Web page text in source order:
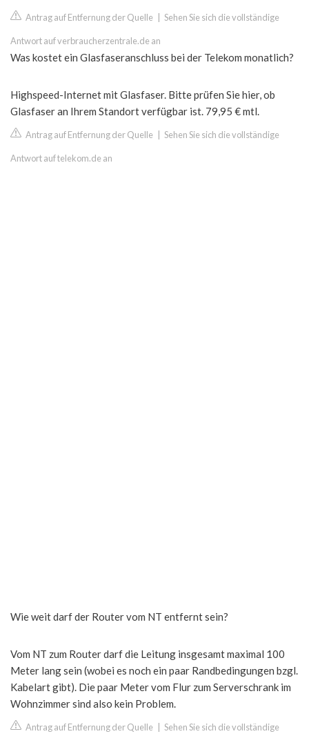
Antrag auf Entfernung der Quelle Sehen Sie sich die vollständige
Antwort auf verbraucherzentrale.de an
Was kostet ein Glasfaseranschluss bei der Telekom monatlich?
Highspeed-Internet mit Glasfaser. Bitte prüfen Sie hier, ob
Glasfaser an Ihrem Standort verfügbar ist. 79,95 € mtl.
Antrag auf Entfernung der Quelle Sehen Sie sich die vollständige
Antwort auf telekom.de an
Wie weit darf der Router vom NT entfernt sein?
Vom NT zum Router darf die Leitung insgesamt maximal 100
Meter lang sein (wobei es noch ein paar Randbedingungen bzgl.
Kabelart gibt). Die paar Meter vom Flur zum Serverschrank im
Wohnzimmer sind also kein Problem.
Antrag auf Entfernung der Quelle Sehen Sie sich die vollständige